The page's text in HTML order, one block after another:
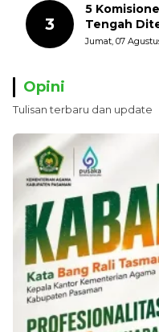
3
5
Tengah
Kerugian
Jumat, 07
Opini
Tulisan terbaru dan update